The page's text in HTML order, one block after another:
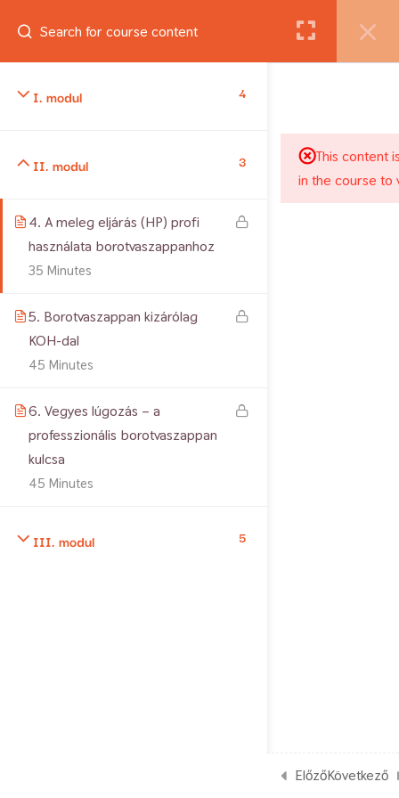
Belépés
I. modul 4
II. modul 3
4. A meleg eljárás (HP) profi
használata borotvaszappanhoz
35 Minutes
5. Borotvaszappan kizárólag
KOH-dal
45 Minutes
6. Vegyes lúgozás – a
professzionális borotvaszappan
kulcsa
45 Minutes
III. modul 5
This content
in the course to
ElőzőKövetkező
Jogtulajdonos: Csiszár Andrea. Minden jog fenntartva. 2012-